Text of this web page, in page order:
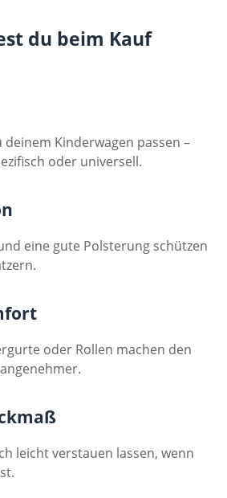
du beim Kauf
deinem Kinderwagen passen –
oder universell.
eine gute Polsterung schützen
oder Rollen machen den
leicht verstauen lassen, wenn